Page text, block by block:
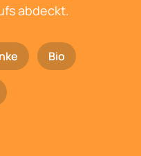
abdeckt.
Bio